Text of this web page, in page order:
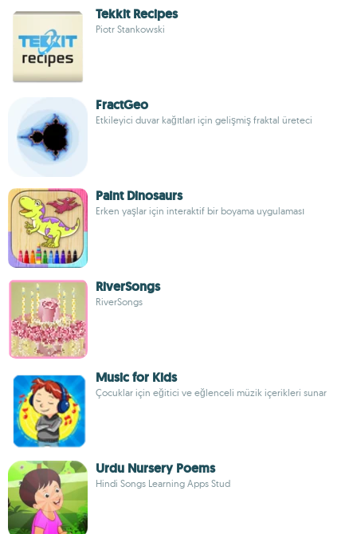
Tekkit Recipes
Piotr Stankowski
FractGeo
Etkileyici duvar kağıtları için gelişmiş fraktal üreteci
Paint Dinosaurs
Erken yaşlar için interaktif bir boyama uygulaması
RiverSongs
RiverSongs
Music for Kids
Çocuklar için eğitici ve eğlenceli müzik içerikleri sunar
Urdu Nursery Poems
Hindi Songs Learning Apps Stud